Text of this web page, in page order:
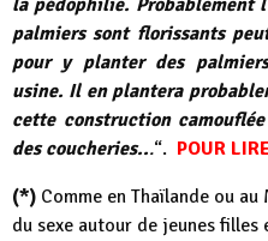
la pédophilie. Probablement
palmiers sont florissants
pour y planter des
usine. Il en plantera
cette construction
des coucheries...“. POUR
(*) Comme en Thaïlande ou
du sexe autour de jeunes filles